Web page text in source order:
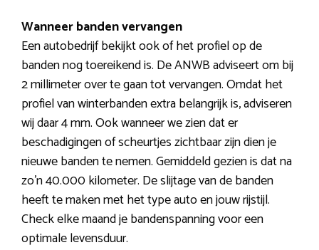
Wanneer banden vervangen
Een autobedrijf bekijkt ook of het profiel op de
banden nog toereikend is. De ANWB adviseert om bij
2 millimeter over te gaan tot vervangen. Omdat het
profiel van winterbanden extra belangrijk is, adviseren
wij daar 4 mm. Ook wanneer we zien dat er
beschadigingen of scheurtjes zichtbaar zijn dien je
nieuwe banden te nemen. Gemiddeld gezien is dat na
zo’n 40.000 kilometer. De slijtage van de banden
heeft te maken met het type auto en jouw rijstijl.
Check elke maand je bandenspanning voor een
optimale levensduur.